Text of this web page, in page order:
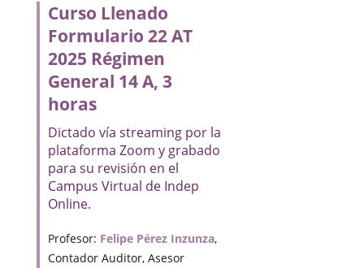
Curso Llenado
Formulario 22 AT
2025 Régimen
General 14 A, 3
horas
Dictado vía streaming por la
plataforma Zoom y grabado
para su revisión en el
Campus Virtual de Indep
Online.
Profesor: Felipe Pérez Inzunza,
Contador Auditor, Asesor